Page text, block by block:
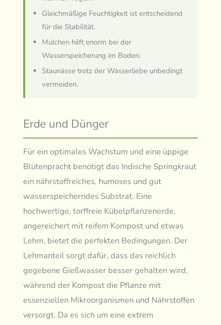
Gleichmäßige Feuchtigkeit ist entscheidend
für die Stabilität.
Mulchen hilft enorm bei der
Wasserspeicherung im Boden.
Staunässe trotz der Wasserliebe unbedingt
vermeiden.
Erde und Dünger
Für ein optimales Wachstum und eine üppige
Blütenpracht benötigt das Indische Springkraut
ein nährstoffreiches, humoses und gut
wasserspeicherndes Substrat. Eine
hochwertige, torffreie Kübelpflanzenerde,
angereichert mit reifem Kompost und etwas
Lehm, bietet die perfekten Bedingungen. Der
Lehmanteil sorgt dafür, dass das reichlich
gegebene Gießwasser besser gehalten wird,
während der Kompost die Pflanze mit
essenziellen Mikroorganismen und Nährstoffen
versorgt. Da es sich um eine extrem